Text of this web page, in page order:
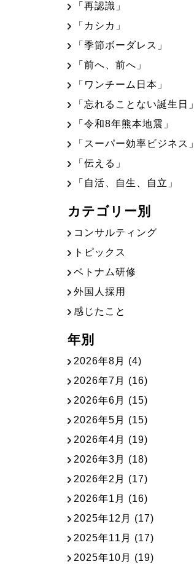
「再認識」
「カシカ」
「季節ボーダレス」
「前へ、前へ」
「ワンチーム日本」
「忘れることない誕生日」
「令和8年熊本地震」
「スーパー効率ビジネス」
「伝える」
「自活、自生、自立」
カテゴリー別
コンサルティング
トピックス
ベトナム研修
外国人採用
感じたこと
年別
2026年8月 (4)
2026年7月 (16)
2026年6月 (15)
2026年5月 (15)
2026年4月 (19)
2026年3月 (18)
2026年2月 (17)
2026年1月 (16)
2025年12月 (17)
2025年11月 (17)
2025年10月 (19)